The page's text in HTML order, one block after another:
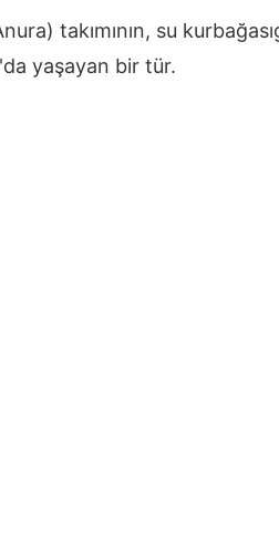
takımının, su
yaşayan bir tür.